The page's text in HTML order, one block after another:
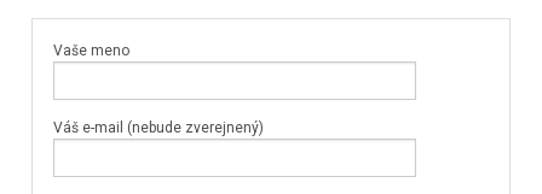
Vaše meno
Váš e-mail (nebude zverejnený)